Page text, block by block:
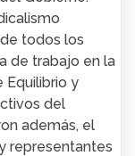
todos los
de trabajo en la
y
del
además, el
representantes